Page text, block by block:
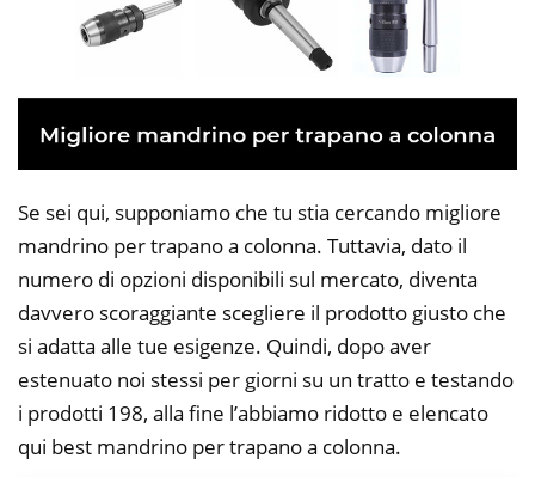
Se sei qui, supponiamo che tu stia cercando migliore
mandrino per trapano a colonna. Tuttavia, dato il
numero di opzioni disponibili sul mercato, diventa
davvero scoraggiante scegliere il prodotto giusto che
si adatta alle tue esigenze. Quindi, dopo aver
estenuato noi stessi per giorni su un tratto e testando
i prodotti 198, alla fine l’abbiamo ridotto e elencato
qui best mandrino per trapano a colonna.